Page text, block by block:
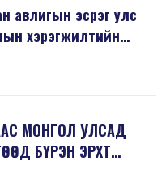
авлигын эсрэг улс
хэрэгжилтийн
МОНГОЛ УЛСАД
БҮРЭН ЭРХТ